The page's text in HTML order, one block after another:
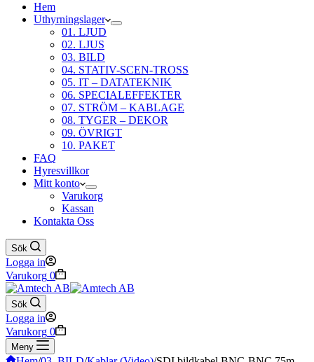
Hem
Uthyrningslager
01. LJUD
02. LJUS
03. BILD
04. STATIV-SCEN-TROSS
05. IT – DATATEKNIK
06. SPECIALEFFEKTER
07. STRÖM – KABLAGE
08. TYGER – DEKOR
09. ÖVRIGT
10. PAKET
FAQ
Hyresvillkor
Mitt konto
Varukorg
Kassan
Kontakta Oss
Sök
Logga in
Varukorg 0
Sök
Logga in
Varukorg 0
Meny